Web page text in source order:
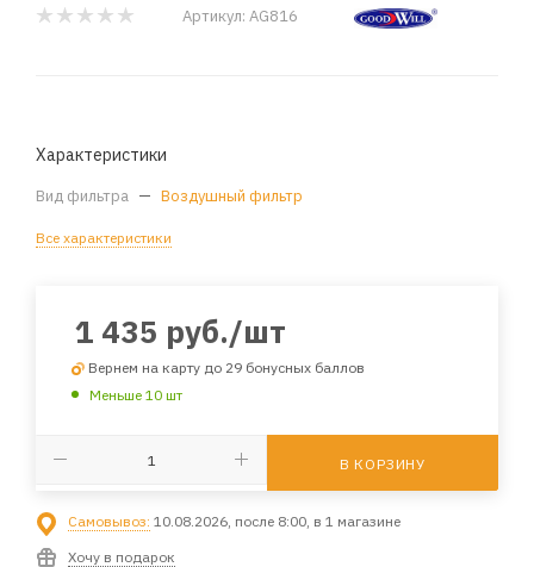
Артикул: AG816
Характеристики
Вид фильтра — Воздушный фильтр
Все характеристики
1 435 руб./шт
Вернем на карту до 29 бонусных баллов
Меньше 10 шт
В КОРЗИНУ
Самовывоз: 10.08.2026, после 8:00, в 1 магазине
Хочу в подарок